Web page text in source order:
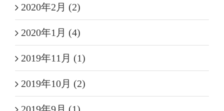
2020年2月 (2)
2020年1月 (4)
2019年11月 (1)
2019年10月 (2)